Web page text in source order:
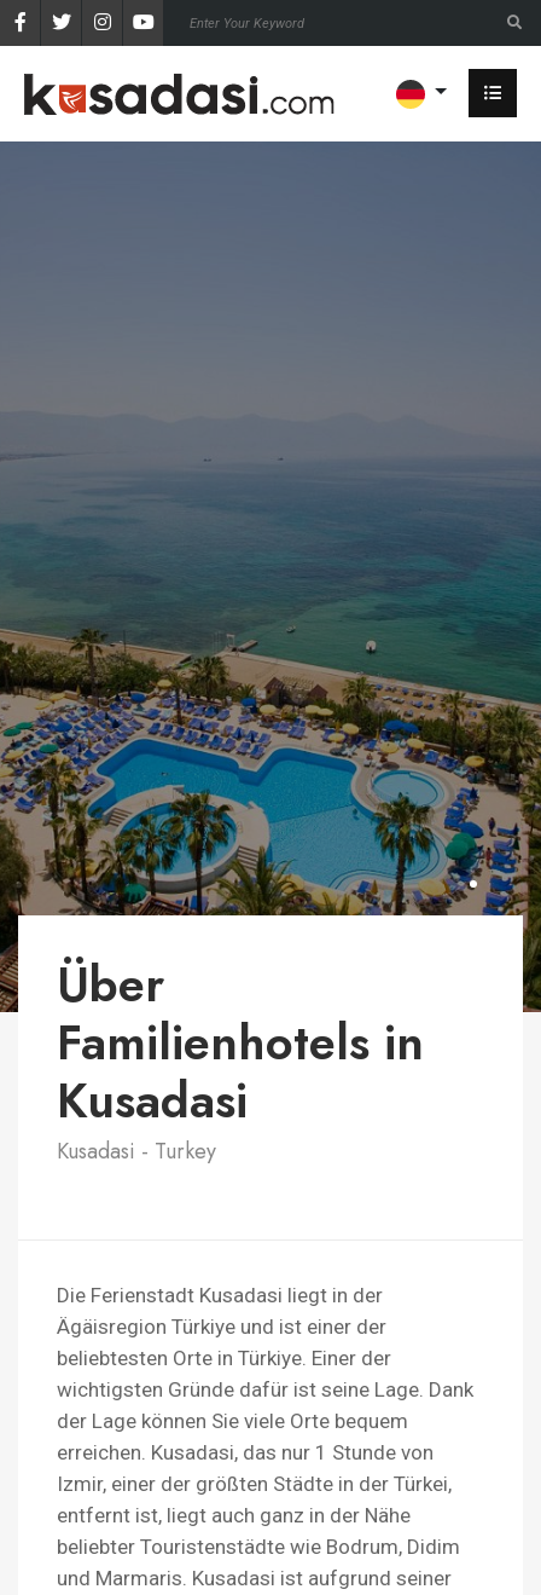
Über
Familienhotels in
Kusadasi
Kusadasi - Turkey
Die Ferienstadt Kusadasi liegt in der
Ägäisregion Türkiye und ist einer der
beliebtesten Orte in Türkiye. Einer der
wichtigsten Gründe dafür ist seine Lage. Dank
der Lage können Sie viele Orte bequem
erreichen. Kusadasi, das nur 1 Stunde von
Izmir, einer der größten Städte in der Türkei,
entfernt ist, liegt auch ganz in der Nähe
beliebter Touristenstädte wie Bodrum, Didim
und Marmaris. Kusadasi ist aufgrund seiner